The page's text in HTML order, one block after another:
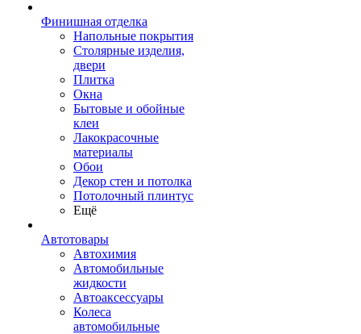
Финишная отделка
Напольные покрытия
Столярные изделия,
двери
Плитка
Окна
Бытовые и обойные
клеи
Лакокрасочные
материалы
Обои
Декор стен и потолка
Потолочный плинтус
Ещё
Автотовары
Автохимия
Автомобильные
жидкости
Автоаксессуары
Колеса
автомобильные